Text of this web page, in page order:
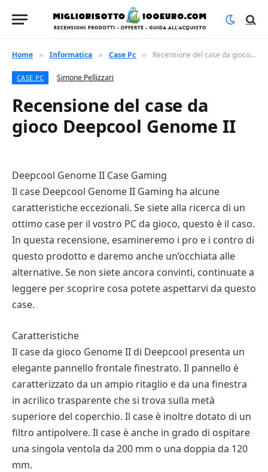
Home » Informatica » Case Pc » Recensione del case da gioco Deepcool Genome II
CASE PC Simone Pellizzari
Recensione del case da
gioco Deepcool Genome II
Deepcool Genome II Case Gaming
Il case Deepcool Genome II Gaming ha alcune
caratteristiche eccezionali. Se siete alla ricerca di un
ottimo case per il vostro PC da gioco, questo è il caso.
In questa recensione, esamineremo i pro e i contro di
questo prodotto e daremo anche un’occhiata alle
alternative. Se non siete ancora convinti, continuate a
leggere per scoprire cosa potete aspettarvi da questo
case.
Caratteristiche
Il case da gioco Genome II di Deepcool presenta un
elegante pannello frontale finestrato. Il pannello è
caratterizzato da un ampio ritaglio e da una finestra
in acrilico trasparente che si trova sulla metà
superiore del coperchio. Il case è inoltre dotato di un
filtro antipolvere. Il case è anche in grado di ospitare
una singola ventola da 200 mm o una doppia da 120
mm.